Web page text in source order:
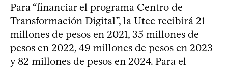
Para “financiar el programa Centro de
Transformación Digital”, la Utec recibirá 21
millones de pesos en 2021, 35 millones de
pesos en 2022, 49 millones de pesos en 2023
y 82 millones de pesos en 2024. Para el